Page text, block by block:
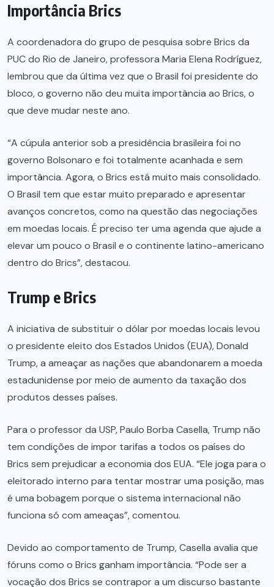
Importância Brics
A coordenadora do grupo de pesquisa sobre Brics da
PUC do Rio de Janeiro, professora Maria Elena Rodríguez,
lembrou que da última vez que o Brasil foi presidente do
bloco, o governo não deu muita importância ao Brics, o
que deve mudar neste ano.
“A cúpula anterior sob a presidência brasileira foi no
governo Bolsonaro e foi totalmente acanhada e sem
importância. Agora, o Brics está muito mais consolidado.
O Brasil tem que estar muito preparado e apresentar
avanços concretos, como na questão das negociações
em moedas locais. É preciso ter uma agenda que ajude a
elevar um pouco o Brasil e o continente latino-americano
dentro do Brics”, destacou.
Trump e Brics
A iniciativa de substituir o dólar por moedas locais levou
o presidente eleito dos Estados Unidos (EUA), Donald
Trump, a ameaçar as nações que abandonarem a moeda
estadunidense por meio de aumento da taxação dos
produtos desses países.
Para o professor da USP, Paulo Borba Casella, Trump não
tem condições de impor tarifas a todos os países do
Brics sem prejudicar a economia dos EUA. “Ele joga para o
eleitorado interno para tentar mostrar uma posição, mas
é uma bobagem porque o sistema internacional não
funciona só com ameaças”, comentou.
Devido ao comportamento de Trump, Casella avalia que
fóruns como o Brics ganham importância. “Pode ser a
vocação dos Brics se contrapor a um discurso bastante